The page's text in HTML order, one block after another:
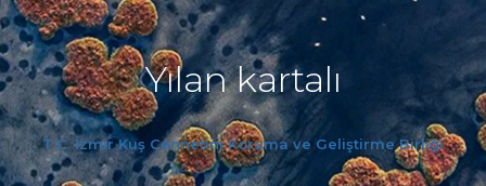
Yılan kartalı
T.C. İzmir Kuş Cennetini Koruma ve Geliştirme Birliği